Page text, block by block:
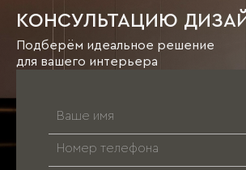
КОНСУЛЬТАЦИЮ
Подберём идеальное решение
для вашего интерьера